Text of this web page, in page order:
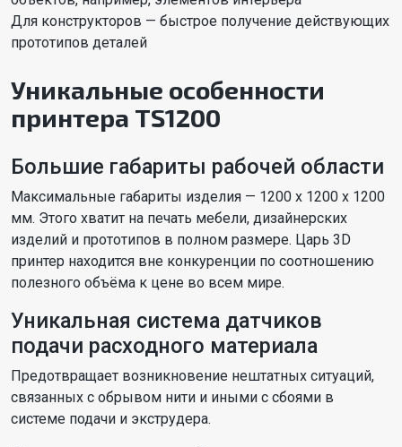
Для конструкторов — быстрое получение действующих
прототипов деталей
Уникальные особенности
принтера TS1200
Большие габариты рабочей области
Максимальные габариты изделия — 1200 х 1200 х 1200
мм. Этого хватит на печать мебели, дизайнерских
изделий и прототипов в полном размере. Царь 3D
принтер находится вне конкуренции по соотношению
полезного объёма к цене во всем мире.
Уникальная система датчиков
подачи расходного материала
Предотвращает возникновение нештатных ситуаций,
связанных с обрывом нити и иными с сбоями в
системе подачи и экструдера.